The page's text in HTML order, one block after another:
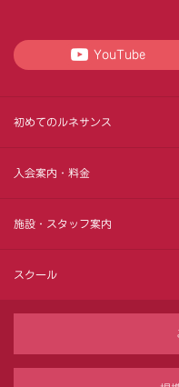
YouTube
初めてのルネサンス
入会案内・料金
施設・スタッフ案内
スクール